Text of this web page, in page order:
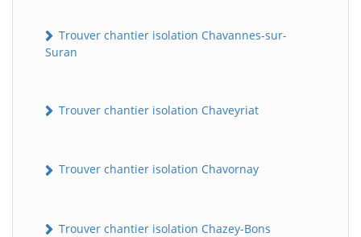
Trouver chantier isolation Chavannes-sur-
Suran
Trouver chantier isolation Chaveyriat
Trouver chantier isolation Chavornay
Trouver chantier isolation Chazey-Bons